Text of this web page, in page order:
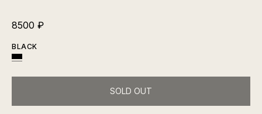
8500 ₽
BLACK
SOLD OUT